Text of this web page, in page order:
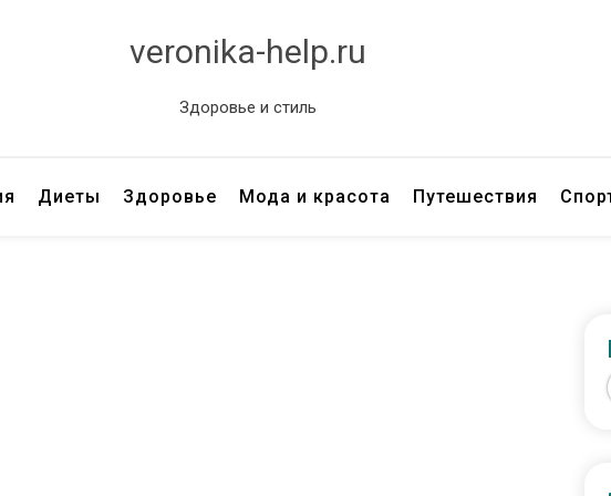
veronika-help.ru
Здоровье и стиль
Диеты Здоровье Мода и красота Путешествия